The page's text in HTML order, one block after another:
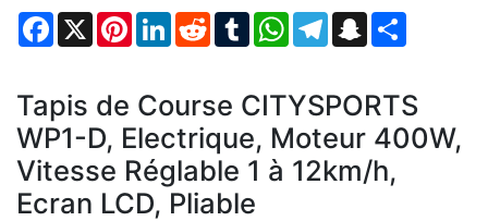
Facebook
X PinterestLinkedIn
RedditTumblrWhatsApp
TelegramSnapchat
Tapis de Course CITYSPORTS
WP1-D, Electrique, Moteur 400W,
Vitesse Réglable 1 à 12km/h,
Ecran LCD, Pliable